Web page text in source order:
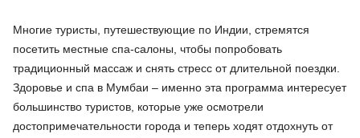
Многие туристы, путешествующие по Индии, стремятся
посетить местные спа-салоны, чтобы попробовать
традиционный массаж и снять стресс от длительной поездки.
Здоровье и спа в Мумбаи – именно эта программа интересует
большинство туристов, которые уже осмотрели
достопримечательности города и теперь ходят отдохнуть от